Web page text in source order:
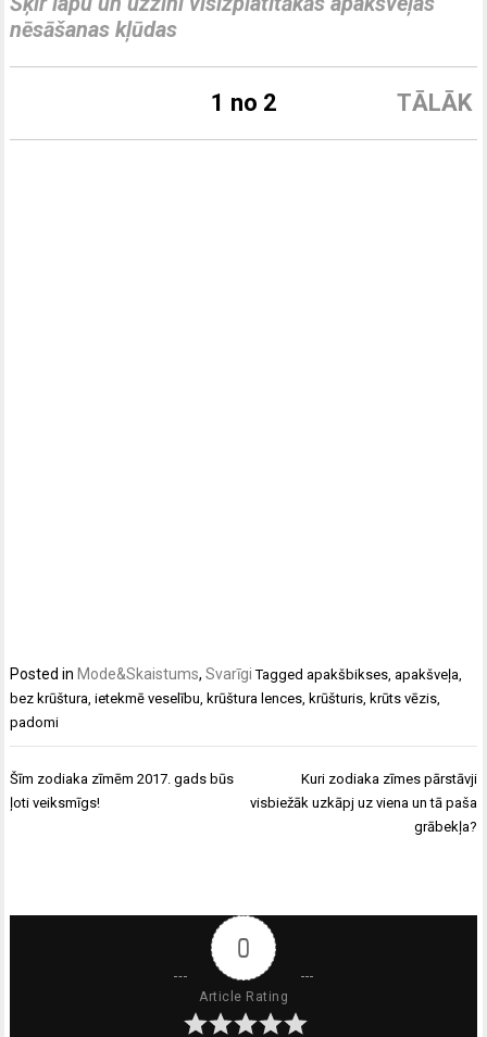
nēsāšanas kļūdas
TĀLĀK
1 no 2
Posted in Mode&Skaistums,Svarīgi Taggedapakšbikses ,apakšveļa
bez krūštura ,ietekmē veselību ,krūštura lences ,krūšturis ,krūts vēzis
padomi
Ziņu
izvēlne
Šīm zodiaka zīmēm 2017. gads būs
ļoti veiksmīgs!
Kuri zodiaka zīmes pārstāvji
visbiežāk uzkāpj uz viena un tā paša
grābekļa?
0
Article Rating